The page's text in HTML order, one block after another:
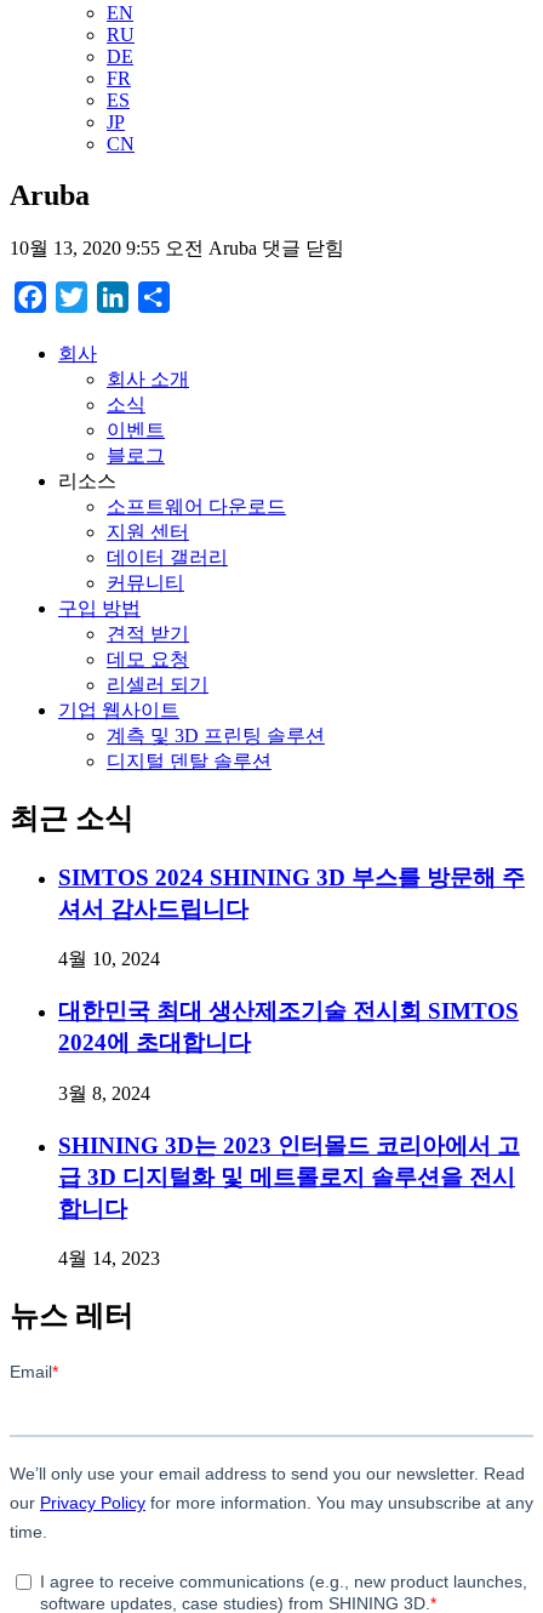
EN
RU
DE
FR
ES
JP
CN
Aruba
10월 13, 2020 9:55 오전 Aruba 댓글 닫힘
Facebook
Twitter LinkedIn
회사
회사 소개
소식
이벤트
블로그
리소스
소프트웨어 다운로드
지원 센터
데이터 갤러리
커뮤니티
구입 방법
견적 받기
데모 요청
리셀러 되기
기업 웹사이트
계측 및 3D 프린팅 솔루션
디지털 덴탈 솔루션
최근 소식
SIMTOS 2024 SHINING 3D 부스를 방문해 주
셔서 감사드립니다
4월 10, 2024
대한민국 최대 생산제조기술 전시회 SIMTOS
2024에 초대합니다
3월 8, 2024
SHINING 3D는 2023 인터몰드 코리아에서 고
급 3D 디지털화 및 메트롤로지 솔루션을 전시
합니다
4월 14, 2023
뉴스 레터